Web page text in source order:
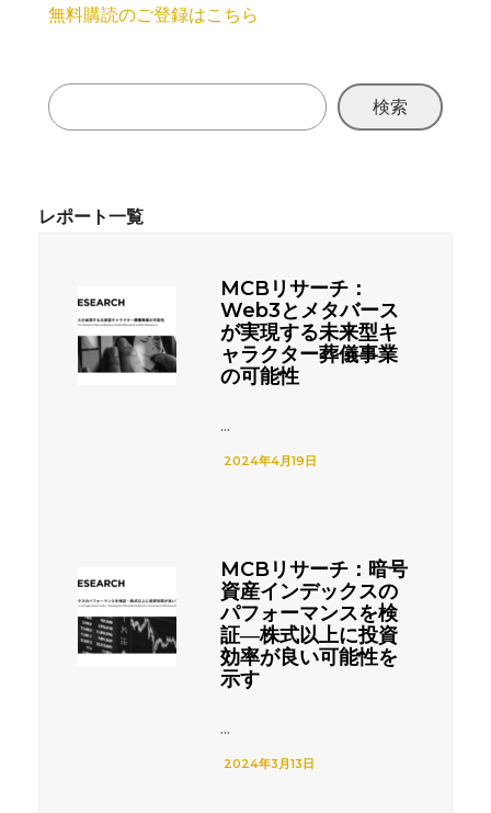
無料購読のご登録はこちら
検索
MCBリサーチ：
Web3とメタバース
が実現する未来型キ
ャラクター葬儀事業
の可能性
...
2024年4月19日
MCBリサーチ：暗号
資産インデックスの
パフォーマンスを検
証―株式以上に投資
効率が良い可能性を
示す
...
2024年3月13日